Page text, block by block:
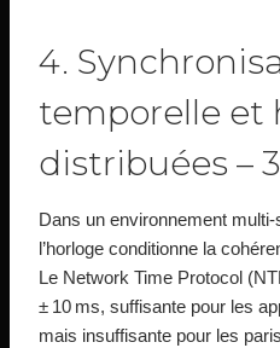
4.
temporelle et
distribuées –
Dans un environnement
l’horloge conditionne la
Le Network Time Protocol
± 10 ms, suffisante pour les
mais insuffisante pour les